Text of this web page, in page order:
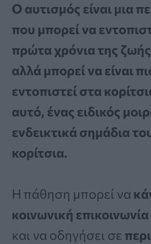
Ο αυτισμός είναι μια
που μπορεί να
πρώτα χρόνια της
αλλά μπορεί να είναι
εντοπιστεί στα
αυτό, ένας ειδικός
ενδεικτικά σημάδια
κορίτσια.
Η πάθηση μπορεί να
κοινωνική
και να οδηγήσει σε